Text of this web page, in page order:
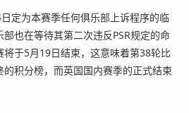
定为本赛季任何俱乐部上诉程序的临
也在等待其第二次违反PSR规定的命
于5月19日结束，这意味着第38轮比
积分榜，而英国国内赛季的正式结束